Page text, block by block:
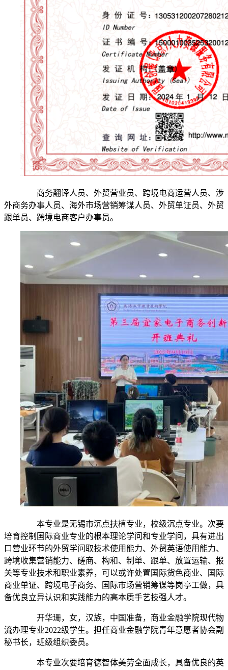
商务翻译人员、外贸营业员、跨境电商运营人员、涉
外商务办事人员、海外市场营销筹谋人员、外贸单证员、外贸
跟单员、跨境电商客户办事员。
本专业是无锡市沉点扶植专业，校级沉点专业。次要
培育控制国际商业专业的根本理论学问和专业学问，具有进出
口营业环节的外贸学问取技术使用能力、外贸英语使用能力、
跨境收集营销能力、磋商、构和、制单、跟单、放置运输、报
关等专业技术和职业素养，可以或许处置国际货色商业、国际
商业单证、跨境电子商务、国际市场营销筹谋等岗亭工做，具
备优良立异认识和实践能力的高本质手艺技强人才。
开华珊，女，汉族，中国准备，商业金融学院现代物
流办理专业2022级学生。担任商业金融学院青年意愿者协会副
秘书长，班级组织委员。
本专业次要培育德智体美劳全面成长，具备优良的英